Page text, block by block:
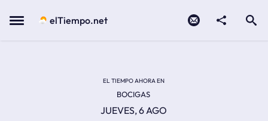
Menu elTiempo.net
EL TIEMPO AHORA EN
BOCIGAS
JUEVES, 6 AGO